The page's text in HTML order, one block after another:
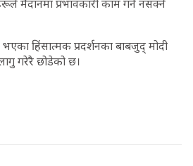
मैदानमा प्रभावकारी काम गर्न नसक्ने
हिंसात्मक प्रदर्शनका बाबजुद् मोदी
गरेरै छोडेको छ।